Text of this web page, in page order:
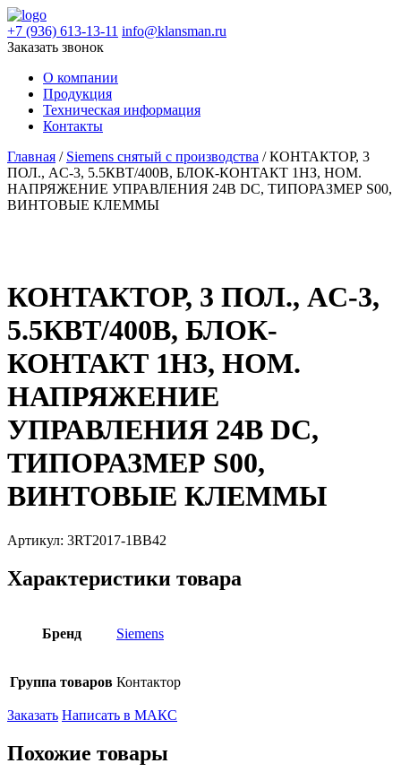
+7 (936) 613-13-11 info@klansman.ru
Заказать звонок
О компании
Продукция
Техническая информация
Контакты
Главная / Siemens снятый с производства / КОНТАКТОР, 3
ПОЛ., AC-3, 5.5КВТ/400В, БЛОК-КОНТАКТ 1НЗ, НОМ.
НАПРЯЖЕНИЕ УПРАВЛЕНИЯ 24В DC, ТИПОРАЗМЕР S00,
ВИНТОВЫЕ КЛЕММЫ
КОНТАКТОР, 3 ПОЛ., AC-3,
5.5КВТ/400В, БЛОК-
КОНТАКТ 1НЗ, НОМ.
НАПРЯЖЕНИЕ
УПРАВЛЕНИЯ 24В DC,
ТИПОРАЗМЕР S00,
ВИНТОВЫЕ КЛЕММЫ
Артикул: 3RT2017-1BB42
Характеристики товара
Бренд Siemens
Группа товаров Контактор
Заказать Написать в МАКС
Похожие товары